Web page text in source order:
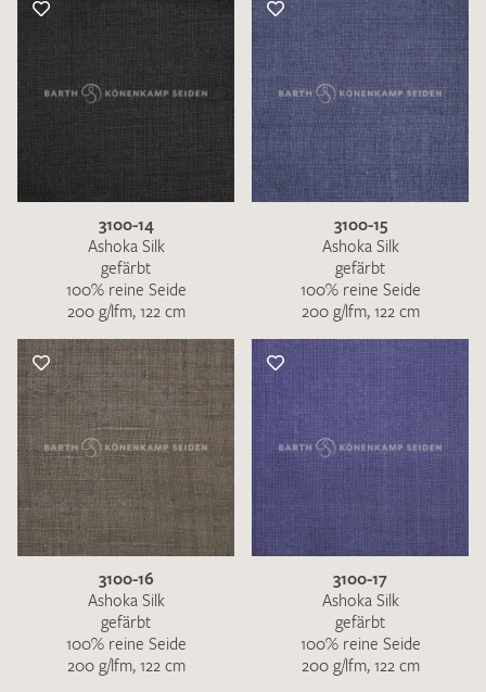
3100-14
Ashoka Silk
gefärbt
100% reine Seide
200 g/lfm, 122 cm
3100-15
Ashoka Silk
gefärbt
100% reine Seide
200 g/lfm, 122 cm
3100-16
Ashoka Silk
gefärbt
100% reine Seide
200 g/lfm, 122 cm
3100-17
Ashoka Silk
gefärbt
100% reine Seide
200 g/lfm, 122 cm